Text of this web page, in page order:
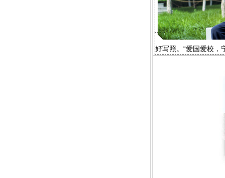
好写照。“爱国爱校，